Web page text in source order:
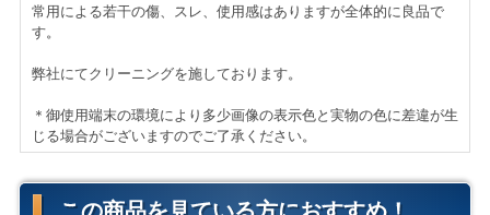
オフィスデスクとしてはもちろん、個人事業の方や、在
アレベルト 電動昇降デスク
■W1400/D600/H730-1180㎜
■天板：ホワイト
■脚部：ホワイト
常用による若干の傷、スレ、使用感はありますが全体的に良品で
す。
弊社にてクリーニングを施しております。
＊御使用端末の環境により多少画像の表示色と実物の色に差違が生
じる場合がございますのでご了承ください。
この商品を見ている方におすすめ！